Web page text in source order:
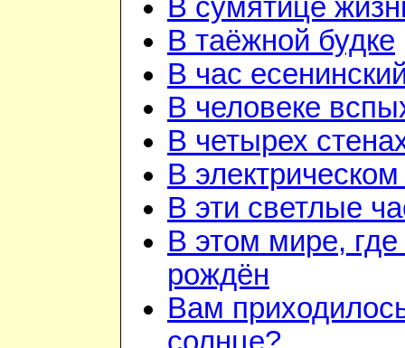
В сумятице
В таёжной будке
В час
В человеке
В четырех
В
В эти светлые
В этом мире,
рождён
Вам